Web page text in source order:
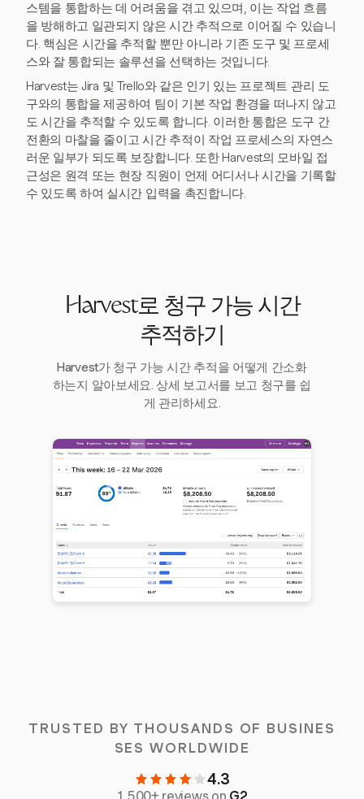
스템을 통합하는 데 어려움을 겪고 있으며, 이는 작업 흐름
을 방해하고 일관되지 않은 시간 추적으로 이어질 수 있습니
다. 핵심은 시간을 추적할 뿐만 아니라 기존 도구 및 프로세
스와 잘 통합되는 솔루션을 선택하는 것입니다.
Harvest는 Jira 및 Trello와 같은 인기 있는 프로젝트 관리 도
구와의 통합을 제공하여 팀이 기본 작업 환경을 떠나지 않고
도 시간을 추적할 수 있도록 합니다. 이러한 통합은 도구 간
전환의 마찰을 줄이고 시간 추적이 작업 프로세스의 자연스
러운 일부가 되도록 보장합니다. 또한 Harvest의 모바일 접
근성은 원격 또는 현장 직원이 언제 어디서나 시간을 기록할
수 있도록 하여 실시간 입력을 촉진합니다.
Harvest로 청구 가능 시간
추적하기
Harvest가 청구 가능 시간 추적을 어떻게 간소화
하는지 알아보세요. 상세 보고서를 보고 청구를 쉽
게 관리하세요.
TRUSTED BY THOUSANDS OF BUSINES
SES WORLDWIDE
4.3